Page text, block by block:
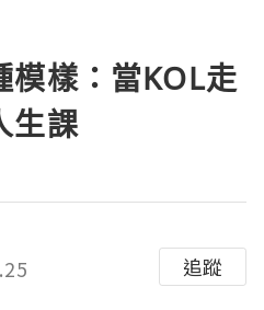
模樣：當KOL走
生課
追蹤